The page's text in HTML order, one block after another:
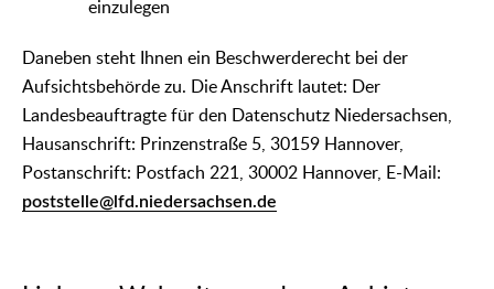
einzulegen
Daneben steht Ihnen ein Beschwerderecht bei der
Aufsichtsbehörde zu. Die Anschrift lautet: Der
Landesbeauftragte für den Datenschutz Niedersachsen,
Hausanschrift: Prinzenstraße 5, 30159 Hannover,
Postanschrift: Postfach 221, 30002 Hannover, E-Mail:
poststelle@lfd.niedersachsen.de